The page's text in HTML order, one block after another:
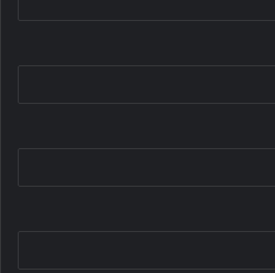
يؤدي بطبيعة الحال إلى
، ولكن من الواضح أن